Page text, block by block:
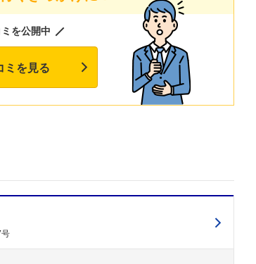
こちらの企業もフォローしませんか？
を公開中
ミを見る